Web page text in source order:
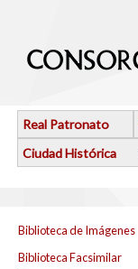
Real Patronato
Ciudad Histórica
Biblioteca de Imágenes
Biblioteca Facsimilar